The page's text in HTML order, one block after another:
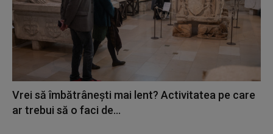
Vrei să îmbătrânești mai lent? Activitatea pe care
ar trebui să o faci de...